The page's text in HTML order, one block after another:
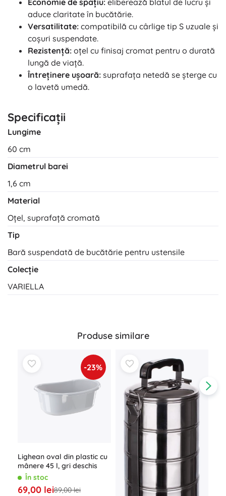
Economie de spațiu: eliberează blatul de lucru și
aduce claritate în bucătărie.
Versatilitate: compatibilă cu cârlige tip S uzuale și
coșuri suspendate.
Rezistență: oțel cu finisaj cromat pentru o durată
lungă de viață.
Întreținere ușoară: suprafața netedă se șterge cu
o lavetă umedă.
Specificații
Lungime
60 cm
Diametrul barei
1,6 cm
Material
Oțel, suprafață cromată
Tip
Bară suspendată de bucătărie pentru ustensile
Colecție
VARIELLA
Produse similare
-23%
Lighean oval din plastic cu
mânere 45 l, gri deschis
În stoc
69,00 lei89,00 lei